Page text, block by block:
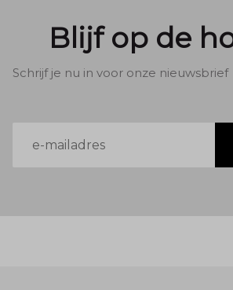
Blijf op de
Schrijf je nu in voor onze nieuwsbrief
mailadres